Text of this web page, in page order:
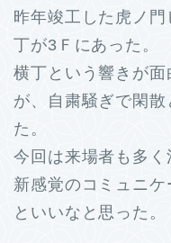
昨年竣工した虎ノ
丁が3Ｆにあった。
横丁という響きが
が、自粛騒ぎで閑
た。
今回は来場者も多く
新感覚のコミュニ
といいなと思った。